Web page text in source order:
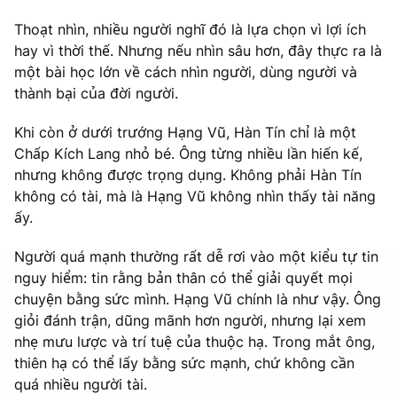
Thoạt nhìn, nhiều người nghĩ đó là lựa chọn vì lợi ích
hay vì thời thế. Nhưng nếu nhìn sâu hơn, đây thực ra là
một bài học lớn về cách nhìn người, dùng người và
thành bại của đời người.
Khi còn ở dưới trướng Hạng Vũ, Hàn Tín chỉ là một
Chấp Kích Lang nhỏ bé. Ông từng nhiều lần hiến kế,
nhưng không được trọng dụng. Không phải Hàn Tín
không có tài, mà là Hạng Vũ không nhìn thấy tài năng
ấy.
Người quá mạnh thường rất dễ rơi vào một kiểu tự tin
nguy hiểm: tin rằng bản thân có thể giải quyết mọi
chuyện bằng sức mình. Hạng Vũ chính là như vậy. Ông
giỏi đánh trận, dũng mãnh hơn người, nhưng lại xem
nhẹ mưu lược và trí tuệ của thuộc hạ. Trong mắt ông,
thiên hạ có thể lấy bằng sức mạnh, chứ không cần
quá nhiều người tài.